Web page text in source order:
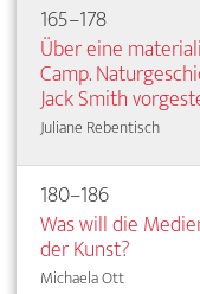
165–178
Über eine
Camp.
Jack Smith
Juliane Rebentisch
180–186
Was will die
der Kunst?
Michaela Ott